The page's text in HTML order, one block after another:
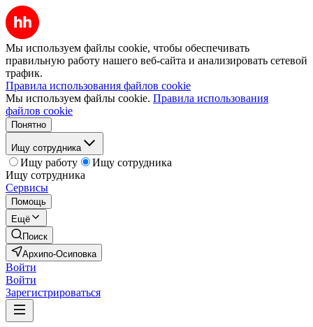
Мы используем файлы cookie, чтобы обеспечивать
правильную работу нашего веб-сайта и анализировать сетевой
трафик.
Правила использования файлов cookie
Мы используем файлы cookie. Правила использования
файлов cookie
Понятно
Ищу сотрудника
Ищу работу
Ищу сотрудника
Ищу сотрудника
Сервисы
Помощь
Ещё
Поиск
Архипо-Осиповка
Войти
Войти
Зарегистрироваться